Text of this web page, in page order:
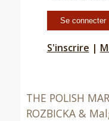
S'inscrire |
THE POLISH
ROZBICKA &